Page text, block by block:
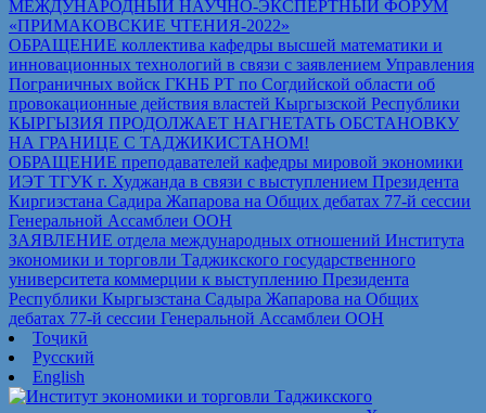
МЕЖДУНАРОДНЫЙ НАУЧНО-ЭКСПЕРТНЫЙ ФОРУМ
«ПРИМАКОВСКИЕ ЧТЕНИЯ-2022»
ОБРАЩЕНИЕ коллектива кафедры высшей математики и
инновационных технологий в связи с заявлением Управления
Пограничных войск ГКНБ РТ по Согдийской области об
провокационные действия властей Кыргызской Республики
КЫРГЫЗИЯ ПРОДОЛЖАЕТ НАГНЕТАТЬ ОБСТАНОВКУ
НА ГРАНИЦЕ С ТАДЖИКИСТАНОМ!
ОБРАЩЕНИЕ преподавателей кафедры мировой экономики
ИЭТ ТГУК г. Худжанда в связи с выступлением Президента
Киргизстана Садира Жапарова на Общих дебатах 77-й сессии
Генеральной Ассамблеи ООН
ЗАЯВЛЕНИЕ отдела международных отношений Института
экономики и торговли Таджикского государственного
университета коммерции к выступлению Президента
Республики Кыргызстана Садыра Жапарова на Общих
дебатах 77-й сессии Генеральной Ассамблеи ООН
Тоҷикӣ
Русский
English